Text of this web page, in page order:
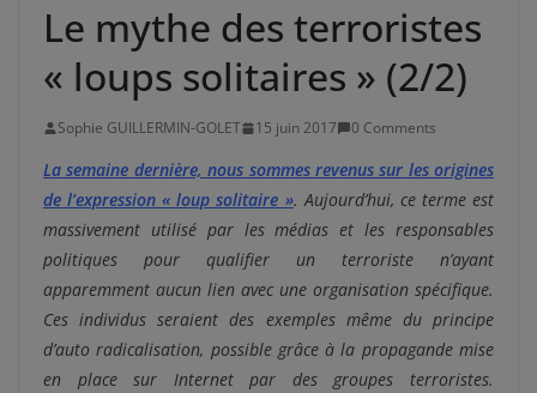
Le mythe des terroristes
« loups solitaires » (2/2)
Sophie GUILLERMIN-GOLET 15 juin 2017 0 Comments
La semaine dernière, nous sommes revenus sur les origines
de l’expression « loup solitaire ». Aujourd’hui, ce terme est
massivement utilisé par les médias et les responsables
politiques pour qualifier un terroriste n’ayant
apparemment aucun lien avec une organisation spécifique.
Ces individus seraient des exemples même du principe
d’auto radicalisation, possible grâce à la propagande mise
en place sur Internet par des groupes terroristes.